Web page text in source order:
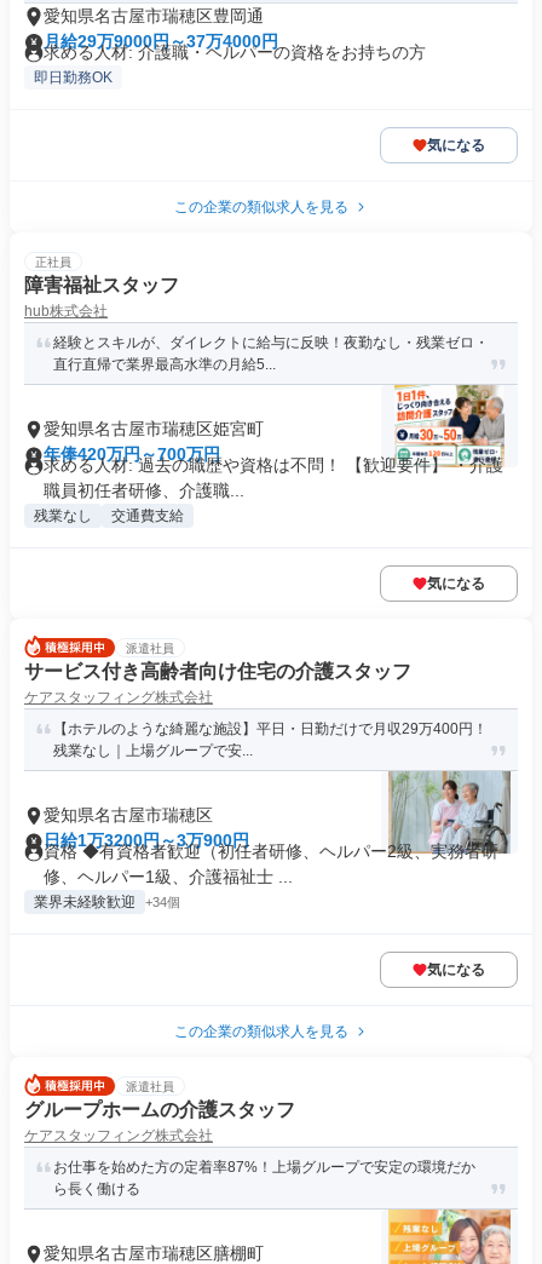
愛知県名古屋市瑞穂区豊岡通
月給29万9000円～37万4000円
求める人材: 介護職・ヘルパーの資格をお持ちの方
即日勤務OK
気になる
この企業の類似求人を見る
正社員
障害福祉スタッフ
hub株式会社
経験とスキルが、ダイレクトに給与に反映！夜勤なし・残業ゼロ・
直行直帰で業界最高水準の月給5...
愛知県名古屋市瑞穂区姫宮町
年俸420万円～700万円
求める人材: 過去の職歴や資格は不問！ 【歓迎要件】 ・介護
職員初任者研修、介護職...
残業なし 交通費支給
気になる
派遣社員
サービス付き高齢者向け住宅の介護スタッフ
ケアスタッフィング株式会社
【ホテルのような綺麗な施設】平日・日勤だけで月収29万400円！
残業なし｜上場グループで安...
愛知県名古屋市瑞穂区
日給1万3200円～3万900円
資格 ◆有資格者歓迎（初任者研修、ヘルパー2級、実務者研
修、ヘルパー1級、介護福祉士 ...
業界未経験歓迎 +34個
気になる
この企業の類似求人を見る
派遣社員
グループホームの介護スタッフ
ケアスタッフィング株式会社
お仕事を始めた方の定着率87%！上場グループで安定の環境だか
ら長く働ける
愛知県名古屋市瑞穂区膳棚町